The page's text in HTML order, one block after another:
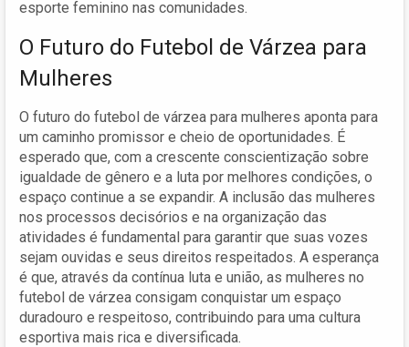
esporte feminino nas comunidades.
O Futuro do Futebol de Várzea para
Mulheres
O futuro do futebol de várzea para mulheres aponta para
um caminho promissor e cheio de oportunidades. É
esperado que, com a crescente conscientização sobre
igualdade de gênero e a luta por melhores condições, o
espaço continue a se expandir. A inclusão das mulheres
nos processos decisórios e na organização das
atividades é fundamental para garantir que suas vozes
sejam ouvidas e seus direitos respeitados. A esperança
é que, através da contínua luta e união, as mulheres no
futebol de várzea consigam conquistar um espaço
duradouro e respeitoso, contribuindo para uma cultura
esportiva mais rica e diversificada.